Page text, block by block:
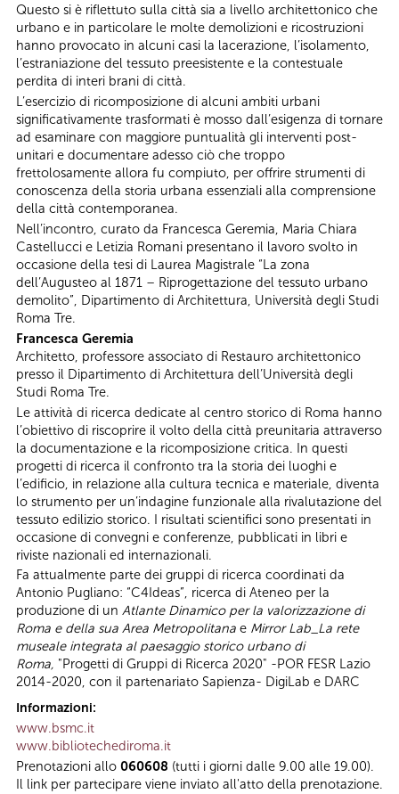
Questo si è riflettuto sulla città sia a livello architettonico che
urbano e in particolare le molte demolizioni e ricostruzioni
hanno provocato in alcuni casi la lacerazione, l’isolamento,
l’estraniazione del tessuto preesistente e la contestuale
perdita di interi brani di città.
L’esercizio di ricomposizione di alcuni ambiti urbani
significativamente trasformati è mosso dall’esigenza di tornare
ad esaminare con maggiore puntualità gli interventi post-
unitari e documentare adesso ciò che troppo
frettolosamente allora fu compiuto, per offrire strumenti di
conoscenza della storia urbana essenziali alla comprensione
della città contemporanea.
Nell’incontro, curato da Francesca Geremia, Maria Chiara
Castellucci e Letizia Romani presentano il lavoro svolto in
occasione della tesi di Laurea Magistrale “La zona
dell’Augusteo al 1871 – Riprogettazione del tessuto urbano
demolito”, Dipartimento di Architettura, Università degli Studi
Roma Tre.
Francesca Geremia
Architetto, professore associato di Restauro architettonico
presso il Dipartimento di Architettura dell’Università degli
Studi Roma Tre.
Le attività di ricerca dedicate al centro storico di Roma hanno
l’obiettivo di riscoprire il volto della città preunitaria attraverso
la documentazione e la ricomposizione critica. In questi
progetti di ricerca il confronto tra la storia dei luoghi e
l’edificio, in relazione alla cultura tecnica e materiale, diventa
lo strumento per un’indagine funzionale alla rivalutazione del
tessuto edilizio storico. I risultati scientifici sono presentati in
occasione di convegni e conferenze, pubblicati in libri e
riviste nazionali ed internazionali.
Fa attualmente parte dei gruppi di ricerca coordinati da
Antonio Pugliano: “C4Ideas”, ricerca di Ateneo per la
produzione di un Atlante Dinamico per la valorizzazione di
Roma e della sua Area Metropolitana e Mirror Lab_La rete
museale integrata al paesaggio storico urbano di
Roma, "Progetti di Gruppi di Ricerca 2020" -POR FESR Lazio
2014-2020, con il partenariato Sapienza- DigiLab e DARC
Informazioni:
www.bsmc.it
www.bibliotechediroma.it
Prenotazioni allo 060608 (tutti i giorni dalle 9.00 alle 19.00).
Il link per partecipare viene inviato all'atto della prenotazione.